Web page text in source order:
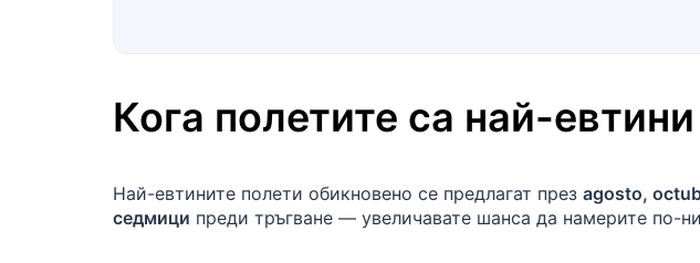
Кога полетите са най-евтини
Най-евтините полети обикновено се предлагат през agosto,
седмици преди тръгване — увеличавате шанса да намерите по-